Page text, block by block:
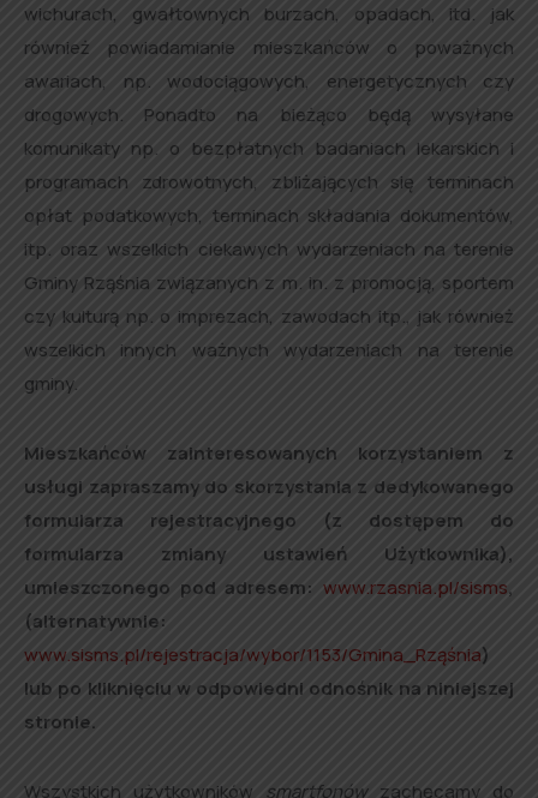
wichurach, gwałtownych burzach, opadach, itd. jak
również powiadamianie mieszkańców o poważnych
awariach, np. wodociągowych, energetycznych czy
drogowych. Ponadto na bieżąco będą wysyłane
komunikaty np. o bezpłatnych badaniach lekarskich i
programach zdrowotnych, zbliżających się terminach
opłat podatkowych, terminach składania dokumentów,
itp. oraz wszelkich ciekawych wydarzeniach na terenie
Gminy Rząśnia związanych z m. in. z promocją, sportem
czy kulturą np. o imprezach, zawodach itp., jak również
wszelkich innych ważnych wydarzeniach na terenie
gminy.
Mieszkańców zainteresowanych korzystaniem z
usługi zapraszamy do skorzystania z dedykowanego
formularza rejestracyjnego (z dostępem do
formularza zmiany ustawień Użytkownika),
umieszczonego pod adresem: www.rzasnia.pl/sisms,
(alternatywnie:
www.sisms.pl/rejestracja/wybor/1153/Gmina_Rząśnia)
lub po kliknięciu w odpowiedni odnośnik na niniejszej
stronie.
Wszystkich użytkowników smartfonówzachęcamy do